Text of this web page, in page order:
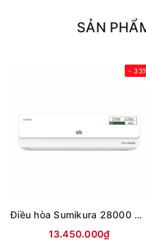
SẢN
-
Điều hòa Sumikura 28000 BTU 2 chiều iverter APS/APO-H280 Tokyo
13.450.000₫